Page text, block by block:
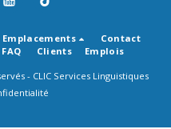
Emplacements
Contact
FAQ Clients Emplois
- CLIC Services Linguistiques